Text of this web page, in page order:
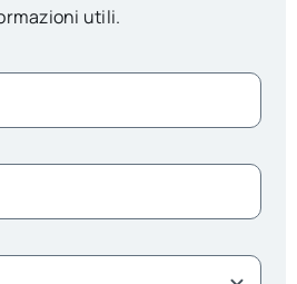
utili.